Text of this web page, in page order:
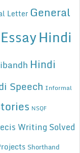
Letter General
Hindi
Hindi
Speech Informal
NSQF
Writing Solved
Shorthand